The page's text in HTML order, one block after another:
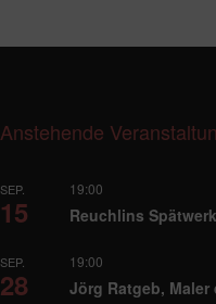
Anstehende
SEP.
15
19:00
Reuchlins Spätwerk
SEP.
28
19:00
Jörg Ratgeb,